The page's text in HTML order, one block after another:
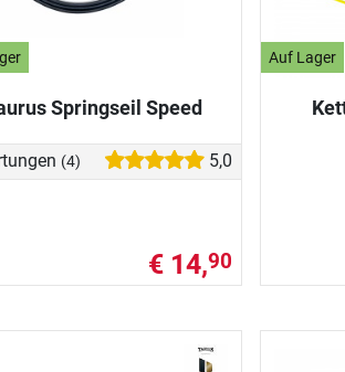
Springseil Speed
(4) 5,0
€ 14,90
Auf Lager